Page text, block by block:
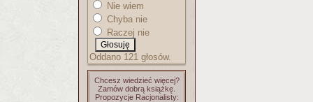
Nie wiem
Chyba nie
Raczej nie
Oddano 121 głosów.
Chcesz wiedzieć więcej?
Zamów dobrą książkę.
Propozycje Racjonalisty: